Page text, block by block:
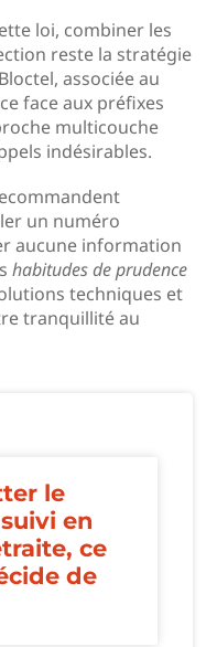
loi, combiner les
reste la stratégie
associée au
face aux préfixes
multicouche
indésirables.
un numéro
aucune information
habitudes de prudence
techniques et
tranquillité au
le
en
ce
de